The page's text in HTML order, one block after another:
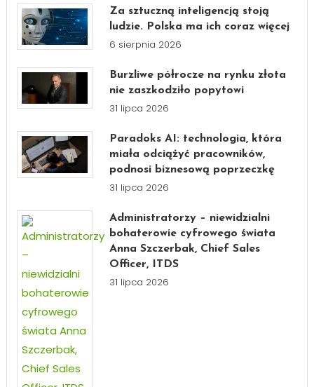
Za sztuczną inteligencją stoją
ludzie. Polska ma ich coraz więcej
6 sierpnia 2026
Burzliwe półrocze na rynku złota
nie zaszkodziło popytowi
31 lipca 2026
Paradoks AI: technologia, która
miała odciążyć pracowników,
podnosi biznesową poprzeczkę
31 lipca 2026
Administratorzy – niewidzialni
bohaterowie cyfrowego świata
Anna Szczerbak, Chief Sales
Officer, ITDS
31 lipca 2026